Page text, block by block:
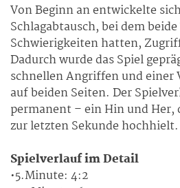
Von Beginn an entwickelte
Schlagabtausch, bei dem
Schwierigkeiten hatten,
Dadurch wurde das Spiel
schnellen Angriffen und einer
auf beiden Seiten. Der
permanent – ein Hin und Her,
zur letzten Sekunde hochhielt.
Spielverlauf im Detail
•5.Minute: 4:2